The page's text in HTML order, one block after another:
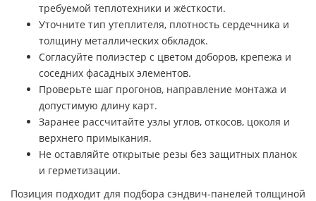
требуемой теплотехники и жёсткости.
Уточните тип утеплителя, плотность сердечника и
толщину металлических обкладок.
Согласуйте полиэстер с цветом доборов, крепежа и
соседних фасадных элементов.
Проверьте шаг прогонов, направление монтажа и
допустимую длину карт.
Заранее рассчитайте узлы углов, откосов, цоколя и
верхнего примыкания.
Не оставляйте открытые резы без защитных планок
и герметизации.
Позиция подходит для подбора сэндвич-панелей толщиной